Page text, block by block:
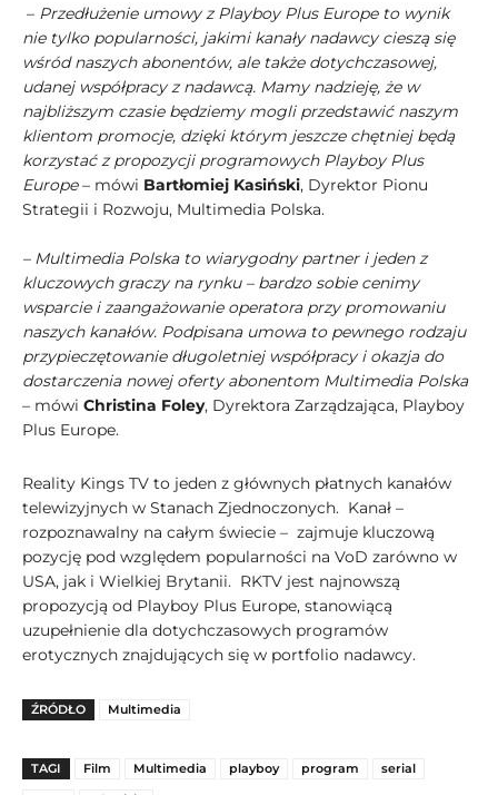
– Przedłużenie umowy z Playboy Plus Europe to wynik
nie tylko popularności, jakimi kanały nadawcy cieszą się
wśród naszych abonentów, ale także dotychczasowej,
udanej współpracy z nadawcą. Mamy nadzieję, że w
najbliższym czasie będziemy mogli przedstawić naszym
klientom promocje, dzięki którym jeszcze chętniej będą
korzystać z propozycji programowych Playboy Plus
Europe– mówi Bartłomiej Kasiński, Dyrektor Pionu
Strategii i Rozwoju, Multimedia Polska.
– Multimedia Polska to wiarygodny partner i jeden z
kluczowych graczy na rynku – bardzo sobie cenimy
wsparcie i zaangażowanie operatora przy promowaniu
naszych kanałów. Podpisana umowa to pewnego rodzaju
przypieczętowanie długoletniej współpracy i okazja do
dostarczenia nowej oferty abonentom Multimedia Polska
– mówi Christina Foley, Dyrektora Zarządzająca, Playboy
Plus Europe.
Reality Kings TV to jeden z głównych płatnych kanałów
telewizyjnych w Stanach Zjednoczonych. Kanał –
rozpoznawalny na całym świecie – zajmuje kluczową
pozycję pod względem popularności na VoD zarówno w
USA, jak i Wielkiej Brytanii. RKTV jest najnowszą
propozycją od Playboy Plus Europe, stanowiącą
uzupełnienie dla dotychczasowych programów
erotycznych znajdujących się w portfolio nadawcy.
ŹRÓDŁO Multimedia
TAGI Film Multimedia playboy program
serial